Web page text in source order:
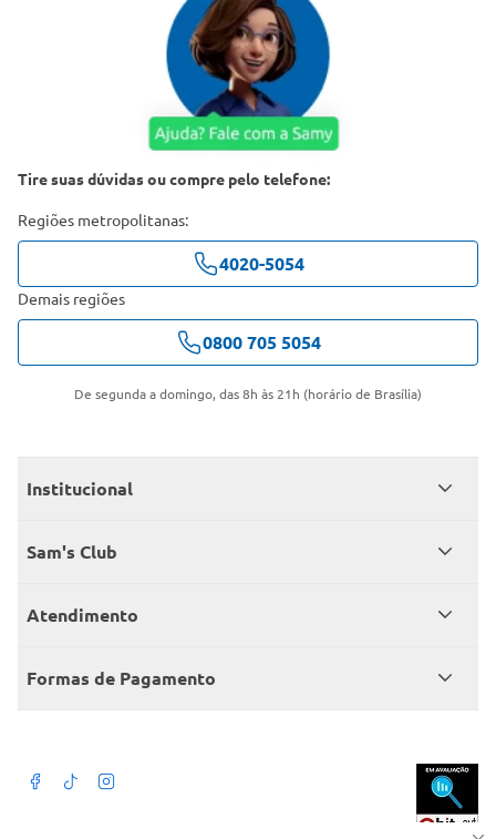
Tire suas dúvidas ou compre pelo telefone:
Regiões metropolitanas:
4020-5054
Demais regiões
0800 705 5054
De segunda a domingo, das 8h às 21h (horário de Brasília)
Institucional
Quem somos
Encontre um Clube
Sam's Club
Seja sócio
Member’s Mark
Atendimento
Fale conosco
Atendimento em libras
Formas de Pagamento